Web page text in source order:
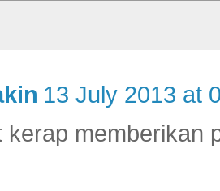
13 July 2013 at
kerap memberikan